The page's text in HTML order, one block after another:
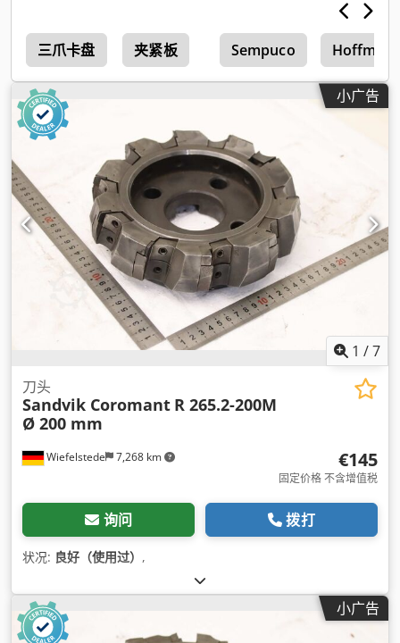
三爪卡盘 夹紧板 Sempuco
小广告
1 /7
Wiefelstede 7,268 km
刀头
Sandvik Coromant R 265.2-200M
Ø 200 mm
€145
固定价格 不含增值税
询问 拨打
状况: 良好（使用过） ,
小广告